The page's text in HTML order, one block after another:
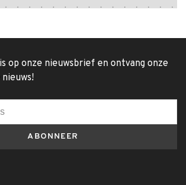
op onze nieuwsbrief en ontvang onze
ABONNEER